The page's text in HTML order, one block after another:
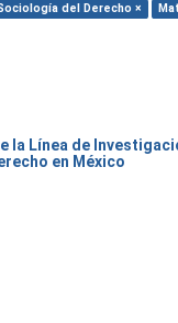
del Derecho ×
la Línea de
en México